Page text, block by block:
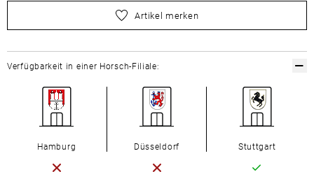
wählen Sie zuerst Ihre Größe aus
Artikel merken
Verfügbarkeit in einer Horsch-Filiale:
Hamburg Düsseldorf Stuttgart